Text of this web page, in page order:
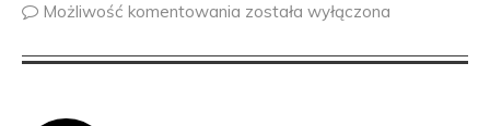
Możliwość komentowania została wyłączona